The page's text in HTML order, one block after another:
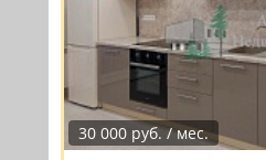
30 000 руб. / мес.